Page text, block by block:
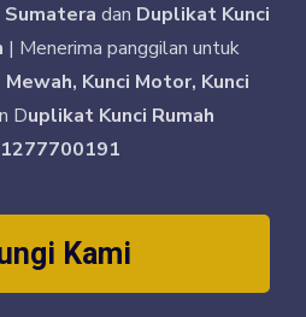
Sumatera dan Duplikat Kunci
| Menerima panggilan untuk
Kunci Motor, Kunci
Duplikat Kunci Rumah
Kami